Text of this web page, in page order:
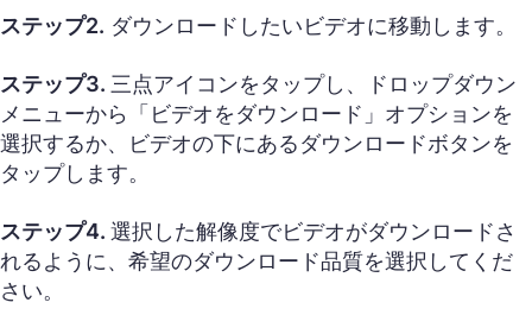
ステップ2. ダウンロードしたいビデオに移動します。
ステップ3. 三点アイコンをタップし、ドロップダウン
メニューから「ビデオをダウンロード」オプションを
選択するか、ビデオの下にあるダウンロードボタンを
タップします。
ステップ4. 選択した解像度でビデオがダウンロードさ
れるように、希望のダウンロード品質を選択してくだ
さい。